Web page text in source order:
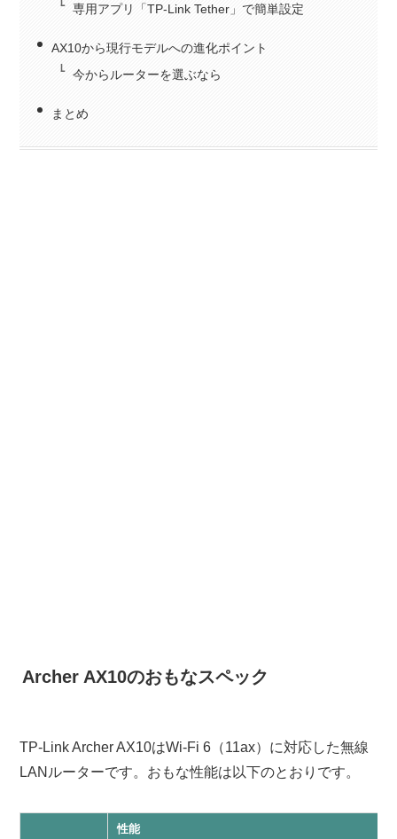
専用アプリ「TP-Link Tether」で簡単設定
AX10から現行モデルへの進化ポイント
今からルーターを選ぶなら
まとめ
Archer AX10のおもなスペック
TP-Link Archer AX10はWi-Fi 6（11ax）に対応した無線
LANルーターです。おもな性能は以下のとおりです。
性能